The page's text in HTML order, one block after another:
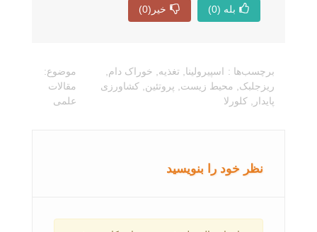
بله (0) خیر (0)
برچسب‌ها : اسپیرولینا تغذیه خوراک دام
ریزجلبک
محیط زیست پروتئین کشاورزی
پایدار
کلورلا
موضوع:
مقالات
علمی
نظر خود را بنویسید